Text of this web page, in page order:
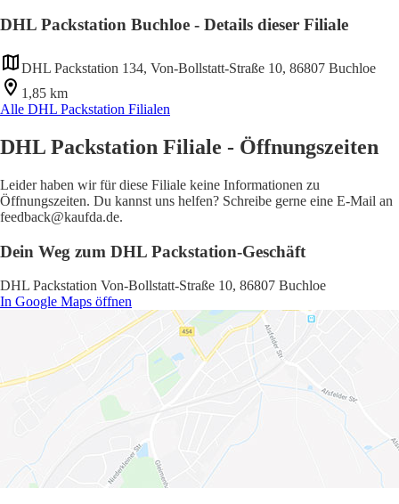
DHL Packstation Buchloe - Details dieser Filiale
DHL Packstation 134, Von-Bollstatt-Straße 10, 86807 Buchloe
1,85 km
Alle DHL Packstation Filialen
DHL Packstation Filiale - Öffnungszeiten
Leider haben wir für diese Filiale keine Informationen zu
Öffnungszeiten. Du kannst uns helfen? Schreibe gerne eine E-Mail an
feedback@kaufda.de.
Dein Weg zum DHL Packstation-Geschäft
DHL Packstation Von-Bollstatt-Straße 10, 86807 Buchloe
In Google Maps öffnen